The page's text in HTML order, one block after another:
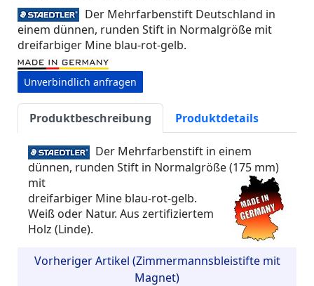
Der Mehrfarbenstift Deutschland in
einem dünnen, runden Stift in Normalgröße mit
dreifarbiger Mine blau-rot-gelb.
Unverbindlich anfragen
Produktbeschreibung Produktdetails
Der Mehrfarbenstift in einem
dünnen, runden Stift in Normalgröße (175 mm)
mit
dreifarbiger Mine blau-rot-gelb.
Weiß oder Natur. Aus zertifiziertem
Holz (Linde).
Vorheriger Artikel (Zimmermannsbleistifte mit
Magnet)